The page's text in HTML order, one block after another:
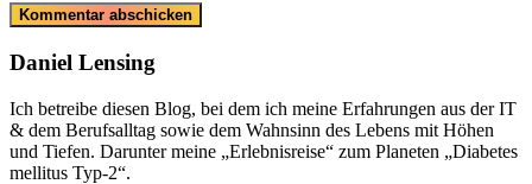
Daniel Lensing
Ich betreibe diesen Blog, bei dem ich meine Erfahrungen aus der IT
& dem Berufsalltag sowie dem Wahnsinn des Lebens mit Höhen
und Tiefen. Darunter meine „Erlebnisreise“ zum Planeten „Diabetes
mellitus Typ-2“.